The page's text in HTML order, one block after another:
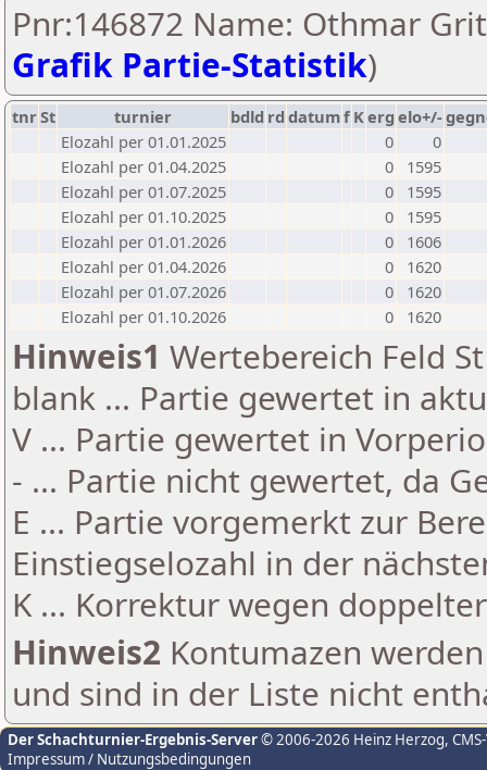
Pnr:146872 Name: Othmar
Grafik Partie-Statistik)
tnrSt turnier bdld rd datumf Kerg elo+/-
Elozahl per 01.01.2025
0
0
Elozahl per 01.04.2025
0
1595
Elozahl per 01.07.2025
0
1595
Elozahl per 01.10.2025
0
1595
Elozahl per 01.01.2026
0
1606
Elozahl per 01.04.2026
0
1620
Elozahl per 01.07.2026
0
1620
Elozahl per 01.10.2026
0 1620
Hinweis1 Wertebereich Feld
blank ... Partie gewertet in
V ... Partie gewertet in
- ... Partie nicht gewertet, da
E ... Partie vorgemerkt zur
Einstiegselozahl in der
K ... Korrektur wegen
Hinweis2 Kontumazen
und sind in der Liste nicht
Der Schachturnier-Ergebnis-Server© 2006-2026 Heinz Herzog,
Impressum / Nutzungsbedingungen